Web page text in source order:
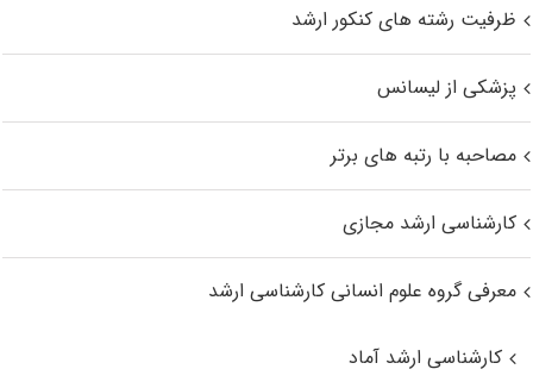
ظرفیت رشته های کنکور ارشد
پزشکی از لیسانس
مصاحبه با رتبه های برتر
کارشناسی ارشد مجازی
معرفی گروه علوم انسانی کارشناسی ارشد
کارشناسی ارشد آماد